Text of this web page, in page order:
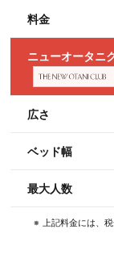
料金
ニューオータニ
広さ
ベッド幅
最大人数
上記料金には、